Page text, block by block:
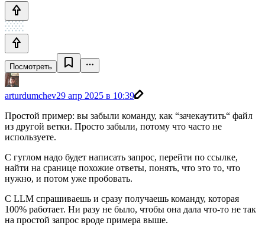
Посмотреть
arturdumchev29 апр 2025 в 10:39
Простой пример: вы забыли команду, как “зачекаутить“ файл
из другой ветки. Просто забыли, потому что часто не
используете.
С гуглом надо будет написать запрос, перейти по ссылке,
найти на сранице похожие ответы, понять, что это то, что
нужно, и потом уже пробовать.
C LLM спрашиваешь и сразу получаешь команду, которая
100% работает. Ни разу не было, чтобы она дала что-то не так
на простой запрос вроде примера выше.